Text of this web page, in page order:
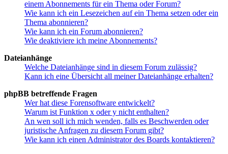
einem Abonnements für ein Thema oder Forum?
Wie kann ich ein Lesezeichen auf ein Thema setzen oder ein
Thema abonnieren?
Wie kann ich ein Forum abonnieren?
Wie deaktiviere ich meine Abonnements?
Dateianhänge
Welche Dateianhänge sind in diesem Forum zulässig?
Kann ich eine Übersicht all meiner Dateianhänge erhalten?
phpBB betreffende Fragen
Wer hat diese Forensoftware entwickelt?
Warum ist Funktion x oder y nicht enthalten?
An wen soll ich mich wenden, falls es Beschwerden oder
juristische Anfragen zu diesem Forum gibt?
Wie kann ich einen Administrator des Boards kontaktieren?